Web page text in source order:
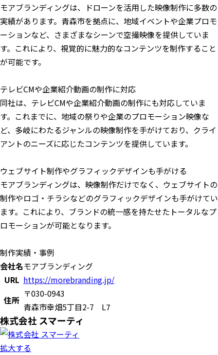
モアブランディングは、ドローンを活用した映像制作に多数の
実績があります。青森市を拠点に、地域イベントや企業プロモ
ーションなど、さまざまなシーンで空撮映像を提供していま
す。これにより、視覚的に魅力的なコンテンツを制作すること
が可能です。
テレビCMや企業紹介動画の制作に対応
同社は、テレビCMや企業紹介動画の制作にも対応していま
す。これまでに、地域の祭りや企業のプロモーション映像な
ど、多岐にわたるジャンルの映像制作を手がけており、クライ
アントのニーズに応じたコンテンツを提供しています。
ウェブサイト制作やグラフィックデザインも手がける
モアブランディングは、映像制作だけでなく、ウェブサイトの
制作やロゴ・チラシなどのグラフィックデザインも手がけてい
ます。これにより、ブランドの統一感を持たせたトータルなプ
ロモーションが可能となります。
制作実績・事例
会社名モアブランディング
URL https://morebranding.jp/
住所
〒030-0943
青森市幸畑5丁目2-7 L7
株式会社 スマーティ
拡大する